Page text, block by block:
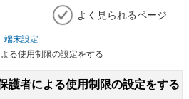
よく見られるページ
端末設定
る使用制限の設定をする
護者による使用制限の設定をする